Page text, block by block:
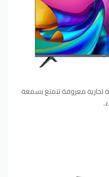
تجارية معروفة تتمتع بسمعة